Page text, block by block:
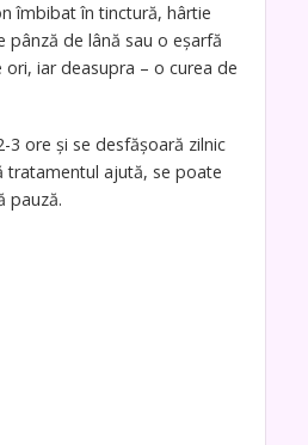
îmbibat în tinctură, hârtie
pânză de lână sau o eșarfă
iar deasupra – o curea de
3 ore și se desfășoară zilnic
tratamentul ajută, se poate
pauză.